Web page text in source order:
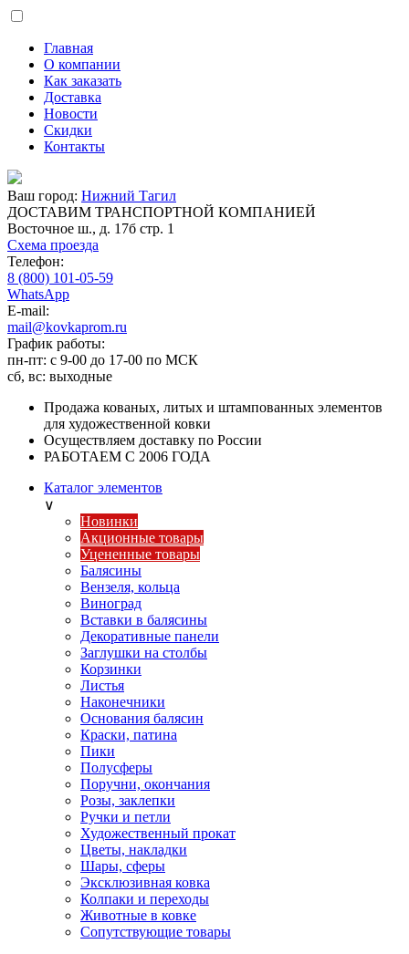
Главная
О компании
Как заказать
Доставка
Новости
Скидки
Контакты
Ваш город: Нижний Тагил
ДОСТАВИМ ТРАНСПОРТНОЙ КОМПАНИЕЙ
Восточное ш., д. 17б стр. 1
Схема проезда
Телефон:
8 (800) 101-05-59
WhatsApp
E-mail:
mail@kovkaprom.ru
График работы:
пн-пт: с 9-00 до 17-00 по МСК
сб, вс: выходные
Продажа кованых, литых и штампованных элементов
для художественной ковки
Осуществляем доставку по России
РАБОТАЕМ С 2006 ГОДА
Каталог элементов
∨
Новинки
Акционные товары
Уцененные товары
Балясины
Вензеля, кольца
Виноград
Вставки в балясины
Декоративные панели
Заглушки на столбы
Корзинки
Листья
Наконечники
Основания балясин
Краски, патина
Пики
Полусферы
Поручни, окончания
Розы, заклепки
Ручки и петли
Художественный прокат
Цветы, накладки
Шары, сферы
Эксклюзивная ковка
Колпаки и переходы
Животные в ковке
Сопутствующие товары